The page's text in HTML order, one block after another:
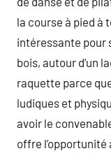
la course à pied à
intéressante pour
bois, autour d’un
raquette parce
ludiques et
avoir le
offre l’opportunité